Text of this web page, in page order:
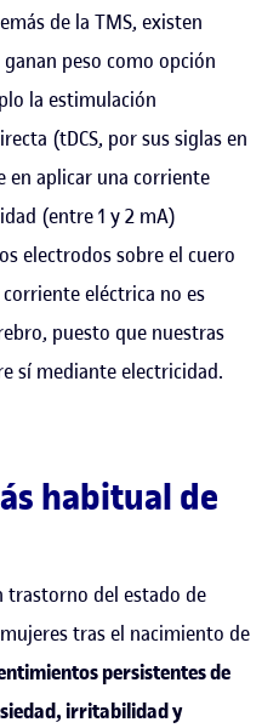
de la TMS, existen
peso como opción
la estimulación
(tDCS, por sus siglas en
en aplicar una corriente
(entre 1 y 2 mA)
electrodos sobre el cuero
eléctrica no es
puesto que nuestras
sí mediante electricidad.
habitual de
trastorno del estado de
tras el nacimiento de
persistentes de
irritabilidad y